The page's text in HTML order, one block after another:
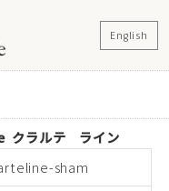
English
クラルテ ライン
sham